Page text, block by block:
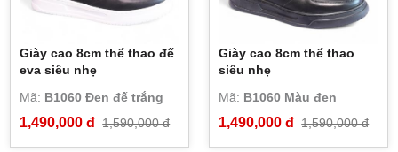
Giày cao 8cm thể thao đế
eva siêu nhẹ
Mã: B1060 Đen đế trắng
1,490,000 đ 1,590,000 đ
Giày cao 8cm thể thao
siêu nhẹ
Mã: B1060 Màu đen
1,490,000 đ 1,590,000 đ